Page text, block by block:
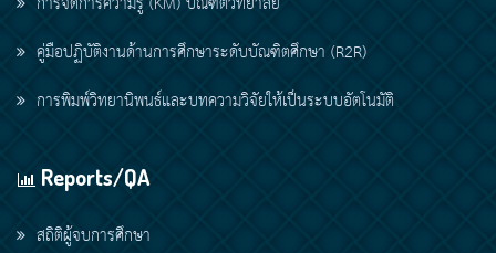
คู่มือปฏิบัติงานด้านการศึกษาระดับบัณฑิตศึกษา (R2R)
การพิมพ์วิทยานิพนธ์และบทความวิจัยให้เป็นระบบอัตโนมัติ
Reports/QA
สถิติผู้จบการศึกษา